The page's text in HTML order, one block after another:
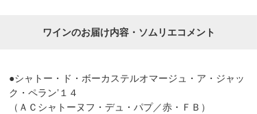
ワインのお届け内容・ソムリエコメント
●シャトー・ド・ボーカステルオマージュ・ア・ジャッ
ク・ペラン’１４
（ＡＣシャトーヌフ・デュ・パプ／赤・ＦＢ）